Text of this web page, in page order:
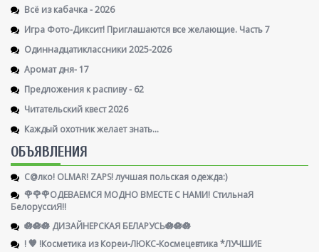
Всё из кабачка - 2026
Игра Фото-Диксит! Приглашаются все желающие. Часть 7
Одиннадцатиклассники 2025-2026
Аромат дня- 17
Предложения к распиву - 62
Читательский квест 2026
Каждый охотник желает знать...
ОБЪЯВЛЕНИЯ
С@лко! OLMAR! ZAPS! лучшая польская одежда:)
🌹🌹🌹ОДЕВАЕМСЯ МОДНО ВМЕСТЕ С НАМИ! СтильнаЯ
БелоруссиЯ‼
🪷🪷🪷 ДИЗАЙНЕРСКАЯ БЕЛАРУСЬ🪷🪷🪷
! 🧡 !Косметика из Кореи-ЛЮКС-Космецевтика *ЛУЧШИЕ